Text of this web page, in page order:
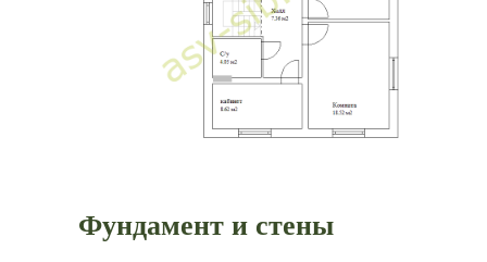
Фундамент и стены